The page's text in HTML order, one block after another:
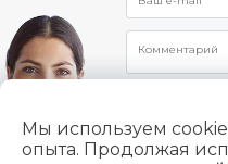
Мы используем
опыта. Продолжая
Отправляя